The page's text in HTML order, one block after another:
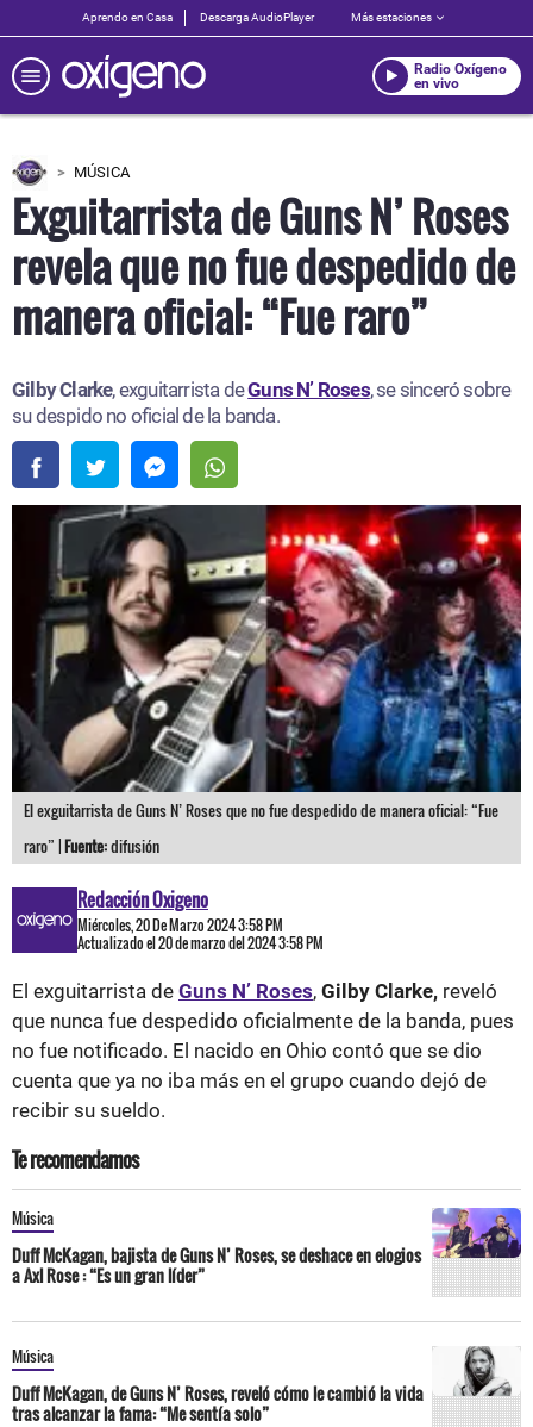
Aprendo en Casa Descarga AudioPlayer Más estaciones
Radio Oxígeno
en vivo
MÚSICA
Exguitarrista de Guns N’ Roses
revela que no fue despedido de
manera oficial: “Fue raro”
Gilby Clarke, exguitarrista deGuns N’ Roses, se sinceró sobre
su despido no oficial de la banda.
El exguitarrista de Guns N’ Roses que no fue despedido de manera oficial: “Fue
raro” |Fuente:difusión
Redacción Oxigeno
Miércoles, 20 De Marzo 2024 3:58 PM
Actualizado el 20 de marzo del 2024 3:58 PM
El exguitarrista de Guns N’ Roses, Gilby Clarke, reveló
que nunca fue despedido oficialmente de la banda, pues
no fue notificado. El nacido en Ohio contó que se dio
cuenta que ya no iba más en el grupo cuando dejó de
recibir su sueldo.
Te recomendamos
Música
Duff McKagan, bajista de Guns N’ Roses, se deshace en elogios
a Axl Rose : “Es un gran líder”
Música
Duff McKagan, de Guns N’ Roses, reveló cómo le cambió la vida
tras alcanzar la fama: “Me sentía solo”